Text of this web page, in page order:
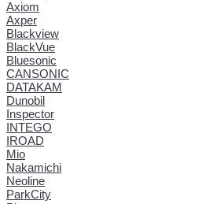
Axiom
Axper
Blackview
BlackVue
Bluesonic
CANSONIC
DATAKAM
Dunobil
Inspector
INTEGO
IROAD
Mio
Nakamichi
Neoline
ParkCity